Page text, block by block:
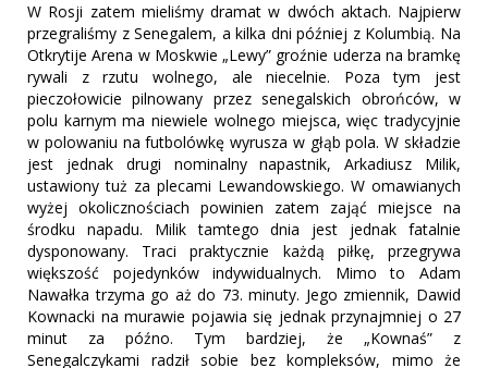
W Rosji zatem mieliśmy dramat w dwóch aktach. Najpierw
przegraliśmy z Senegalem, a kilka dni później z Kolumbią. Na
Otkrytije Arena w Moskwie „Lewy” groźnie uderza na bramkę
rywali z rzutu wolnego, ale niecelnie. Poza tym jest
pieczołowicie pilnowany przez senegalskich obrońców, w
polu karnym ma niewiele wolnego miejsca, więc tradycyjnie
w polowaniu na futbolówkę wyrusza w głąb pola. W składzie
jest jednak drugi nominalny napastnik, Arkadiusz Milik,
ustawiony tuż za plecami Lewandowskiego. W omawianych
wyżej okolicznościach powinien zatem zająć miejsce na
środku napadu. Milik tamtego dnia jest jednak fatalnie
dysponowany. Traci praktycznie każdą piłkę, przegrywa
większość pojedynków indywidualnych. Mimo to Adam
Nawałka trzyma go aż do 73. minuty. Jego zmiennik, Dawid
Kownacki na murawie pojawia się jednak przynajmniej o 27
minut za późno. Tym bardziej, że „Kownaś” z
Senegalczykami radził sobie bez kompleksów, mimo że